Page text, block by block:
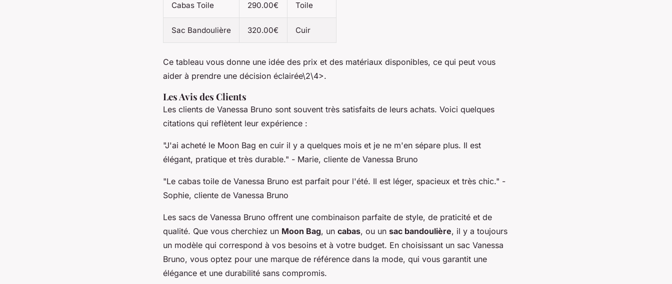
Cabas Toile 290.00€ Toile
Sac Bandoulière 320.00€ Cuir
Ce tableau vous donne une idée des prix et des matériaux disponibles, ce qui peut vous
aider à prendre une décision éclairée\2\4>.
Les Avis des Clients
Les clients de Vanessa Bruno sont souvent très satisfaits de leurs achats. Voici quelques
citations qui reflètent leur expérience :
"J'ai acheté le Moon Bag en cuir il y a quelques mois et je ne m'en sépare plus. Il est
élégant, pratique et très durable." - Marie, cliente de Vanessa Bruno
"Le cabas toile de Vanessa Bruno est parfait pour l'été. Il est léger, spacieux et très chic." -
Sophie, cliente de Vanessa Bruno
Les sacs de Vanessa Bruno offrent une combinaison parfaite de style, de praticité et de
qualité. Que vous cherchiez un Moon Bag, un cabas, ou un sac bandoulière, il y a toujours
un modèle qui correspond à vos besoins et à votre budget. En choisissant un sac Vanessa
Bruno, vous optez pour une marque de référence dans la mode, qui vous garantit une
élégance et une durabilité sans compromis.